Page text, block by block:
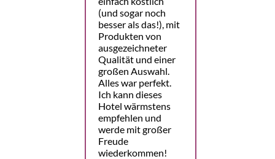
(und sogar noch
besser als das!), mit
Produkten von
ausgezeichneter
Qualität und einer
großen Auswahl.
Alles war perfekt.
Ich kann dieses
Hotel wärmstens
empfehlen und
werde mit großer
Freude
wiederkommen!